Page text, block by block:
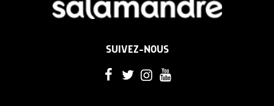
SUIVEZ-NOUS